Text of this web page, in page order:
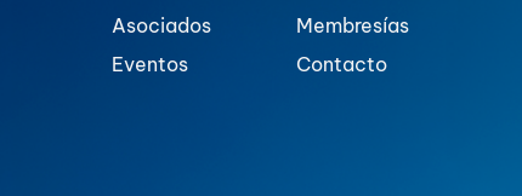
Asociados
Eventos
Membresías
Contacto